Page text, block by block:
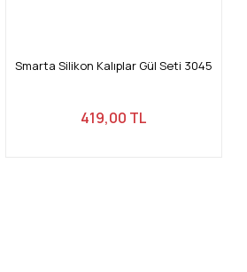
Smarta Silikon Kalıplar Gül Seti 3045
419,00 TL